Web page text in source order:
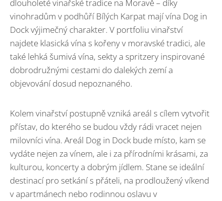
dlouholeté vinařské tradice na Moravě – díky
vinohradům v podhůří Bílých Karpat mají vína Dog in
Dock výjimečný charakter. V portfoliu vinařství
najdete klasická vína s kořeny v moravské tradici, ale
také lehká šumivá vína, sekty a spritzery inspirované
dobrodružnými cestami do dalekých zemí a
objevování dosud nepoznaného.
Kolem vinařství postupně vzniká areál s cílem vytvořit
přístav, do kterého se budou vždy rádi vracet nejen
milovníci vína. Areál Dog in Dock bude místo, kam se
vydáte nejen za vínem, ale i za přírodními krásami, za
kulturou, koncerty a dobrým jídlem. Stane se ideální
destinací pro setkání s přáteli, na prodloužený víkend
v apartmánech nebo rodinnou oslavu v